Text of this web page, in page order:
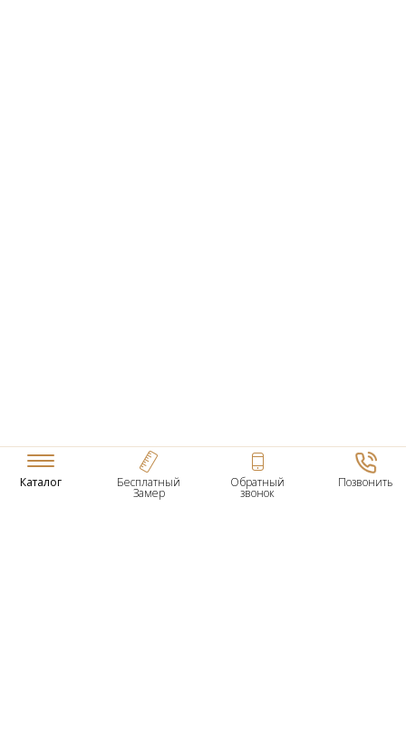
Каталог Бесплатный
Замер
Обратный
звонок
Позвонить